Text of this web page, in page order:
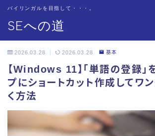
SEへの道
バイリンガルを目指して・・・。
お問い合わせ
テクニカル
トップページ
プライバシーポリシー
書籍紹介
2026.03.28 2026.03.28 基本
【Windows 11】「単語の登録」
プにショートカット作成してワ
く方法